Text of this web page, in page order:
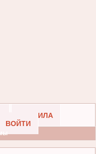
ПРАВИЛА
ВОЙТИ